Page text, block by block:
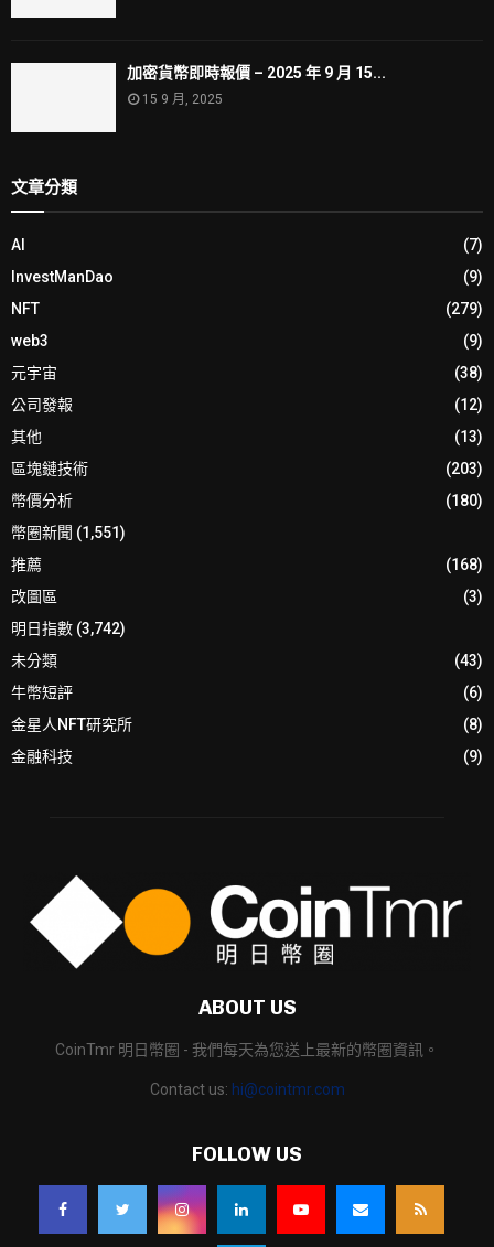
加密貨幣即時報價 – 2025 年 9 月 15...
15 9 月, 2025
文章分類
AI
(7)
InvestManDao
(9)
NFT
(279)
web3
(9)
元宇宙
(38)
公司發報
(12)
其他
(13)
區塊鏈技術
(203)
幣價分析
(180)
幣圈新聞 (1,551)
推薦
(168)
改圖區
(3)
明日指數 (3,742)
未分類
(43)
牛幣短評
(6)
金星人NFT研究所
(8)
金融科技
(9)
ABOUT US
CoinTmr 明日幣圈 - 我們每天為您送上最新的幣圈資訊。
Contact us: hi@cointmr.com
FOLLOW US